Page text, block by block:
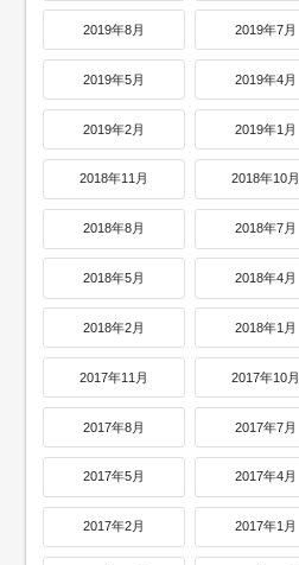
2019年8月 2019年7月
2019年5月 2019年4月
2019年2月 2019年1月
2018年11月 2018年10月
2018年8月 2018年7月
2018年5月 2018年4月
2018年2月 2018年1月
2017年11月 2017年10月
2017年8月 2017年7月
2017年5月 2017年4月
2017年2月 2017年1月